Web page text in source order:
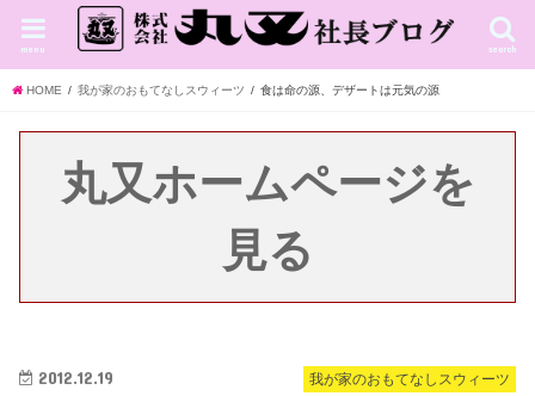
search
menu
HOME 我が家のおもてなしスウィーツ 食は命の源、デザートは元気の源
丸又ホームページを
見る
我が家のおもてなしスウィーツ
2012.12.19